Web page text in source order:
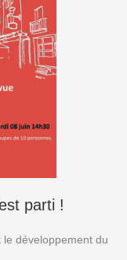
parti !
le développement du